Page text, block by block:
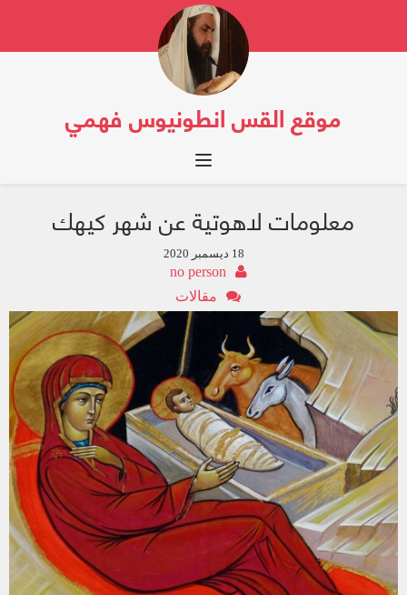
موقع القس انطونيوس فهمي
Toggle navigation
معلومات لاهوتية عن شهر كيهك
18 ديسمبر 2020
no person
مقالات